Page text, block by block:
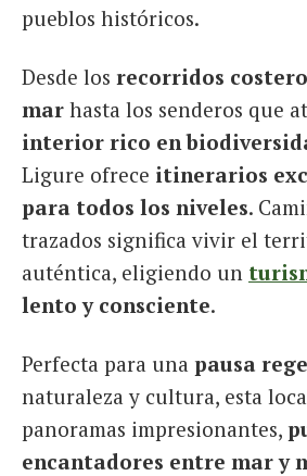
pueblos históricos.
Desde los recorridos
mar hasta los senderos que
interior rico en
Ligure ofrece itinerarios
para todos los niveles.
trazados significa vivir el
auténtica, eligiendo un
lento y consciente.
Perfecta para una pausa
naturaleza y cultura, esta
panoramas impresionantes,
encantadores entre mar y